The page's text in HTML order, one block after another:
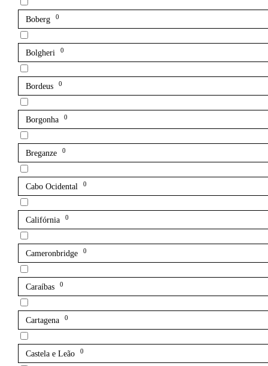
Boberg 0
Bolgheri 0
Bordeus 0
Borgonha 0
Breganze 0
Cabo Ocidental 0
Califórnia 0
Cameronbridge 0
Caraíbas 0
Cartagena 0
Castela e Leão 0